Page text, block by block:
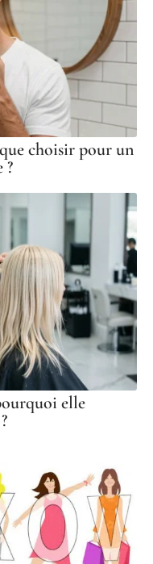
choisir pour un
?
elle